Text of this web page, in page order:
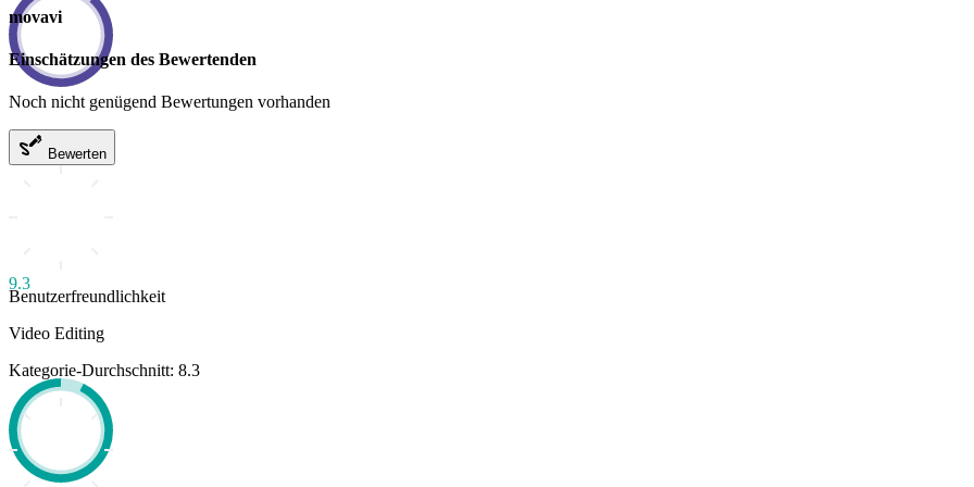
movavi
Einschätzungen des Bewertenden
Noch nicht genügend Bewertungen vorhanden
Bewerten
9.3
Benutzerfreundlichkeit
Video Editing
Kategorie-Durchschnitt: 8.3